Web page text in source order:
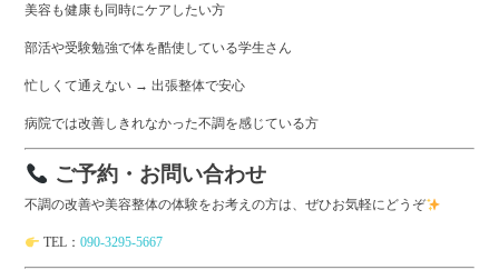
美容も健康も同時にケアしたい方
部活や受験勉強で体を酷使している学生さん
忙しくて通えない → 出張整体で安心
病院では改善しきれなかった不調を感じている方
ご予約・お問い合わせ
不調の改善や美容整体の体験をお考えの方は、ぜひお気軽にどうぞ
TEL：090-3295-5667